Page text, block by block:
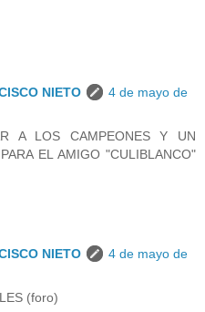
NIETO
4 de mayo de
A LOS CAMPEONES Y UN
EL AMIGO "CULIBLANCO"
NIETO
4 de mayo de
(foro)